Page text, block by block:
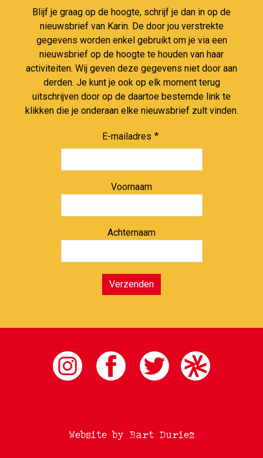
Blijf je graag op de hoogte, schrijf je dan in op de
nieuwsbrief van Karin. De door jou verstrekte
gegevens worden enkel gebruikt om je via een
nieuwsbrief op de hoogte te houden van haar
activiteiten. Wij geven deze gegevens niet door aan
derden. Je kunt je ook op elk moment terug
uitschrijven door op de daartoe bestemde link te
klikken die je onderaan elke nieuwsbrief zult vinden.
E-mailadres
Voornaam
Achternaam
Verzenden
Website by Bart Duriez